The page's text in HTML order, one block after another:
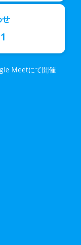
せ
Meetにて開催